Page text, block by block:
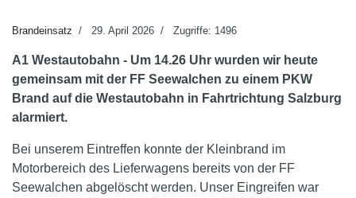
Brandeinsatz 29. April 2026 Zugriffe: 1496
A1 Westautobahn - Um 14.26 Uhr wurden wir heute
gemeinsam mit der FF Seewalchen zu einem PKW
Brand auf die Westautobahn in Fahrtrichtung Salzburg
alarmiert.
Bei unserem Eintreffen konnte der Kleinbrand im
Motorbereich des Lieferwagens bereits von der FF
Seewalchen abgelöscht werden. Unser Eingreifen war